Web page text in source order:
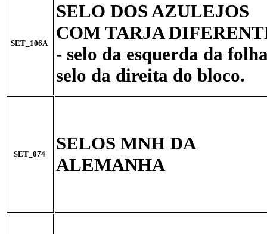
SET_106A
SELO DOS AZULEJOS
COM TARJA
- selo da esquerda da
selo da direita do bloco.
SET_074
SELOS MNH DA
ALEMANHA